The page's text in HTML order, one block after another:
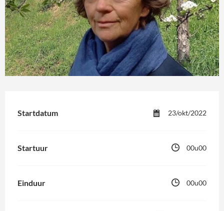
Startdatum 23/okt/2022
Startuur 00u00
Einduur 00u00